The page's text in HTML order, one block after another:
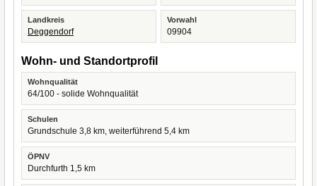
Landkreis
Deggendorf
Vorwahl
09904
Wohn- und Standortprofil
Wohnqualität
64/100 - solide Wohnqualität
Schulen
Grundschule 3,8 km, weiterführend 5,4 km
ÖPNV
Durchfurth 1,5 km